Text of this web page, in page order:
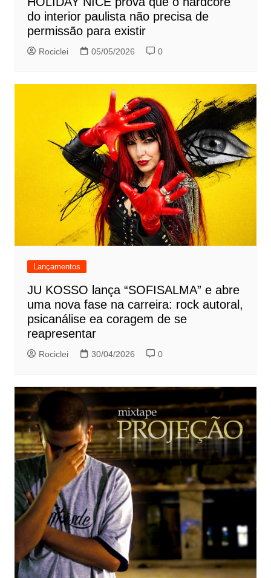
do interior paulista não precisa de
permissão para existir
Rociclei 05/05/2026 0
Lançamentos
JU KOSSO lança “SOFISALMA” e abre
uma nova fase na carreira: rock autoral,
psicanálise ea coragem de se
reapresentar
Rociclei 30/04/2026 0